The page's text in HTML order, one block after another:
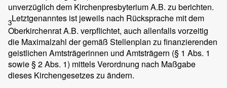
unverzüglich dem Kirchenpresbyterium A.B. zu berichten.
3Letztgenanntes ist jeweils nach Rücksprache mit dem
Oberkirchenrat A.B. verpflichtet, auch allenfalls vorzeitig
die Maximalzahl der gemäß Stellenplan zu finanzierenden
geistlichen Amtsträgerinnen und Amtsträgern (§ 1 Abs. 1
sowie § 2 Abs. 1) mittels Verordnung nach Maßgabe
dieses Kirchengesetzes zu ändern.